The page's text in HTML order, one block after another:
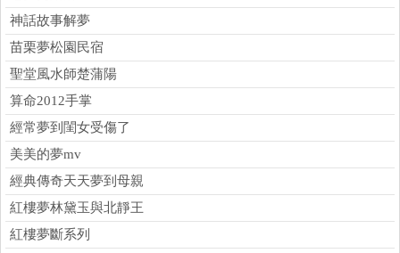
神話故事解夢
苗栗夢松園民宿
聖堂風水師楚蒲陽
算命2012手掌
經常夢到閨女受傷了
美美的夢mv
經典傳奇天天夢到母親
紅樓夢林黛玉與北靜王
紅樓夢斷系列